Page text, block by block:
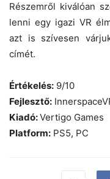
Részemről kiválóan
lenni egy igazi VR
azt is szívesen
címét.
Értékelés: 9/10
Fejlesztő:
Kiadó:Vertigo Games
Platform: PS5, PC